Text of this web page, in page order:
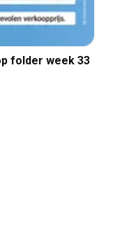
folder week 33